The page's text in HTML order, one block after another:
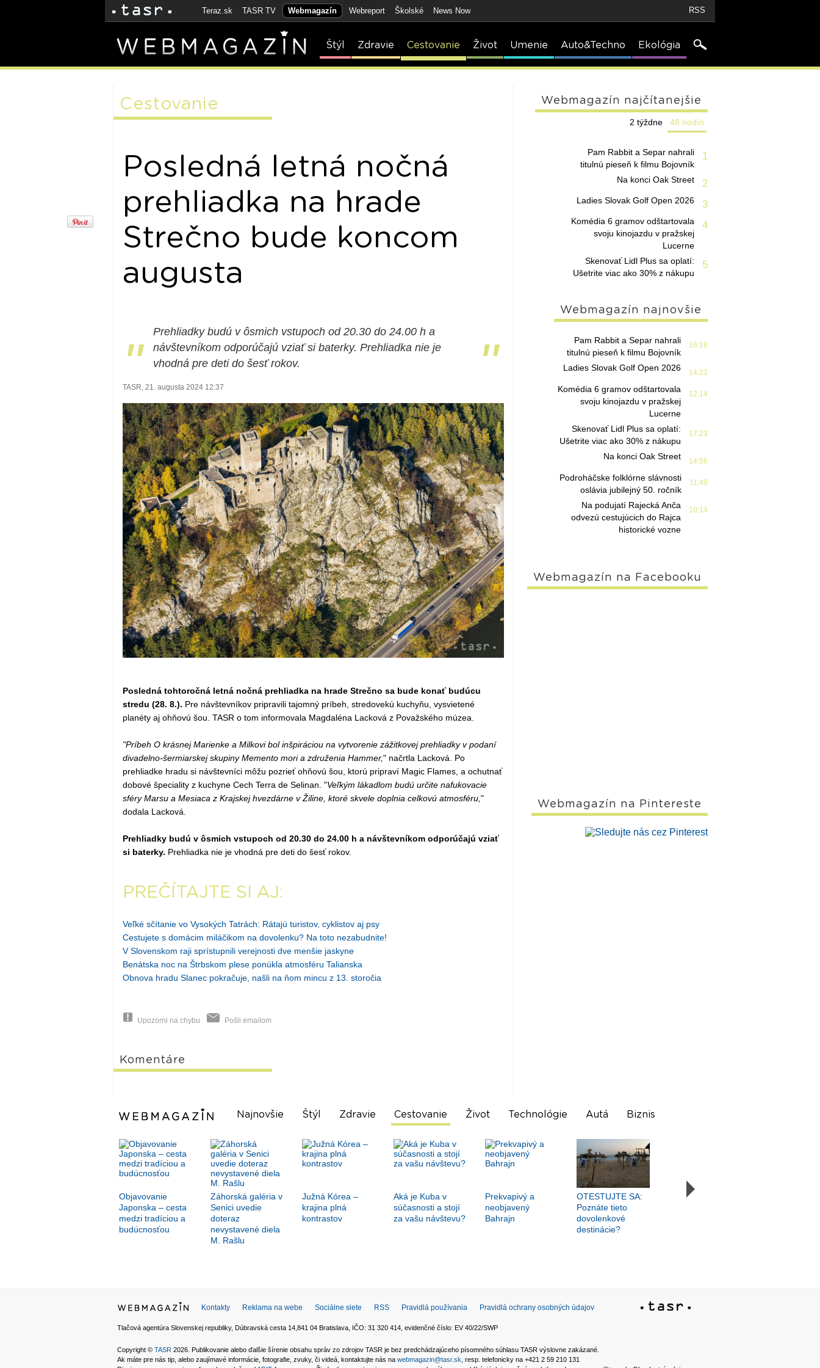
Teraz.sk TASR TV Webmagazín Webreport Školské News Now RSS
Štýl Zdravie Cestovanie Život Umenie Auto&Techno Ekológia
Cestovanie
Posledná letná nočná
prehliadka na hrade
Strečno bude koncom
augusta
"
Prehliadky budú v ôsmich vstupoch od 20.30 do 24.00 h a
návštevníkom odporúčajú vziať si baterky. Prehliadka nie je
vhodná pre deti do šesť rokov.
"
TASR, 21. augusta 2024 12:37
Posledná tohtoročná letná nočná prehliadka na hrade Strečno sa bude konať budúcu
stredu (28. 8.). Pre návštevníkov pripravili tajomný príbeh, stredovekú kuchyňu, vysvietené
planéty aj ohňovú šou. TASR o tom informovala Magdaléna Lacková z Považského múzea.
"Príbeh O krásnej Marienke a Milkovi bol inšpiráciou na vytvorenie zážitkovej prehliadky v podaní
divadelno-šermiarskej skupiny Memento mori a združenia Hammer," načrtla Lacková. Po
prehliadke hradu si návštevníci môžu pozrieť ohňovú šou, ktorú pripraví Magic Flames, a ochutnať
dobové špeciality z kuchyne Cech Terra de Selinan. "Veľkým lákadlom budú určite nafukovacie
sféry Marsu a Mesiaca z Krajskej hvezdárne v Žiline, ktoré skvele doplnia celkovú atmosféru,"
dodala Lacková.
Prehliadky budú v ôsmich vstupoch od 20.30 do 24.00 h a návštevníkom odporúčajú vziať
si baterky. Prehliadka nie je vhodná pre deti do šesť rokov.
PREČÍTAJTE SI AJ:
Veľké sčítanie vo Vysokých Tatrách: Rátajú turistov, cyklistov aj psy
Cestujete s domácim miláčikom na dovolenku? Na toto nezabudnite!
V Slovenskom raji sprístupnili verejnosti dve menšie jaskyne
Benátska noc na Štrbskom plese ponúkla atmosféru Talianska
Obnova hradu Slanec pokračuje, našli na ňom mincu z 13. storočia
Upozorni na chybu Pošli emailom
Komentáre
Webmagazín najčítanejšie
48 hodín
2 týždne
1
Pam Rabbit a Separ nahrali
titulnú pieseň k filmu Bojovník
2
Na konci Oak Street
3
Ladies Slovak Golf Open 2026
4
Komédia 6 gramov odštartovala
svoju kinojazdu v pražskej
Lucerne
5
Skenovať Lidl Plus sa oplatí:
Ušetrite viac ako 30% z nákupu
Webmagazín najnovšie
16:18
Pam Rabbit a Separ nahrali
titulnú pieseň k filmu Bojovník
14:22
Ladies Slovak Golf Open 2026
12:14
Komédia 6 gramov odštartovala
svoju kinojazdu v pražskej
Lucerne
17:23
Skenovať Lidl Plus sa oplatí:
Ušetrite viac ako 30% z nákupu
14:56
Na konci Oak Street
11:49
Podroháčske folklórne slávnosti
oslávia jubilejný 50. ročník
10:14
Na podujatí Rajecká Anča
odvezú cestujúcich do Rajca
historické vozne
Webmagazín na Facebooku
Webmagazín na Pintereste
Najnovšie Štýl Zdravie Cestovanie Život Technológie Autá Biznis
Objavovanie
Japonska – cesta
medzi tradíciou a
budúcnosťou
Záhorská galéria v
Senici uvedie
doteraz
nevystavené diela
M. Rašlu
Južná Kórea –
krajina plná
kontrastov
Aká je Kuba v
súčasnosti a stojí
za vašu návštevu?
Prekvapivý a
neobjavený
Bahrajn
OTESTUJTE SA:
Poznáte tieto
dovolenkové
destinácie?
Kontakty Reklama na webe Sociálne siete RSS Pravidlá používania Pravidlá ochrany osobných údajov
Tlačová agentúra Slovenskej republiky, Dúbravská cesta 14,841 04 Bratislava, IČO: 31 320 414, evidenčné číslo: EV 40/22/SWP
Copyright © TASR 2026. Publikovanie alebo ďalšie šírenie obsahu správ zo zdrojov TASR je bez predchádzajúceho písomného súhlasu TASR výslovne zakázané.
Ak máte pre nás tip, alebo zaujímavé informácie, fotografie, zvuky, či videá, kontaktujte nás na webmagazin@tasr.sk , resp. telefonicky na +421 2 59 210 131